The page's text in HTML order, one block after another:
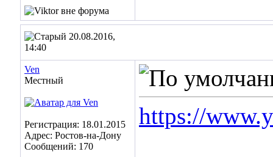
20.08.2016,
14:40
Ven
Местный
Регистрация: 18.01.2015
Адрес: Ростов-на-Дону
Сообщений: 170
https://